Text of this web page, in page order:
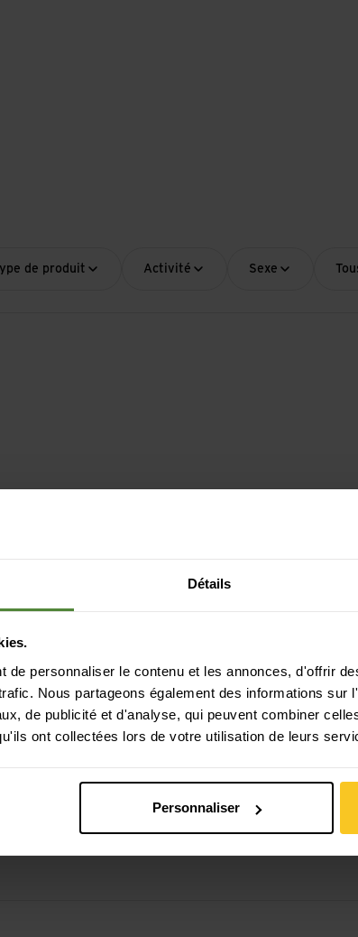
Détails
de personnaliser le contenu et les annonces, d'offrir
Nous partageons également des informations sur
de publicité et d'analyse, qui peuvent combiner
ont collectées lors de votre utilisation de leurs
Personnaliser
de produit Activité Sexe
Paiement sécurisé avec Twint, Visa et plus
encore